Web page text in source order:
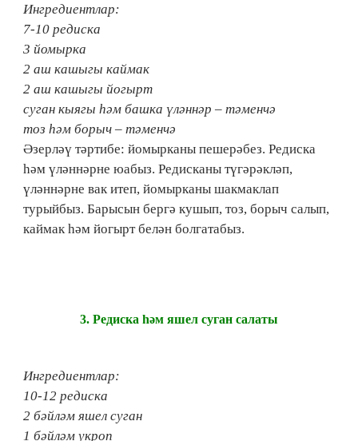
Ингредиентлар:
7-10 редиска
3 йомырка
2 аш кашыгы каймак
2 аш кашыгы йогырт
суган кыягы һәм башка үләннәр – тәменчә
тоз һәм борыч – тәменчә
Әзерләү тәртибе: йомырканы пешерәбез. Редиска
һәм үләннәрне юабыз. Редисканы түгәрәкләп,
үләннәрне вак итеп, йомырканы шакмаклап
турыйбыз. Барысын бергә кушып, тоз, борыч салып,
каймак һәм йогырт белән болгатабыз.
3.​ Редиска һәм яшел суган салаты
Ингредиентлар:
10-12 редиска
2 бәйләм яшел суган
1 бәйләм укроп